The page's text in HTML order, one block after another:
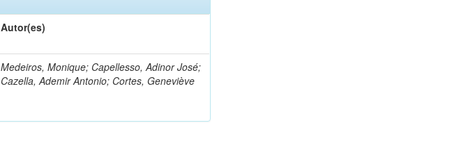
Autor(es)
Medeiros, Monique; Capellesso, Adinor José;
Cazella, Ademir Antonio; Cortes, Geneviève